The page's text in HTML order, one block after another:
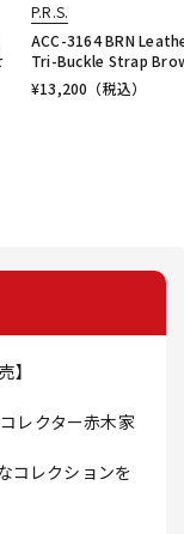
P.R.S.
ACC-3164 BRN
Tri-Buckle Strap
¥13,200 （税込）
】
レクター赤木家
コレクションを